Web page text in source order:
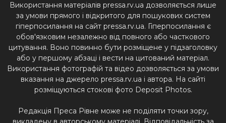
Використання матеріалів pressa.rv.ua дозволяється лише
за умови прямого і відкритого для пошукових систем
гіперпосилання на сайт pressa.rv.ua. Гіперпосилання є
обов'язковим незалежно від повного або часткового
цитування. Воно повинно бути розміщене у підзаголовку
або у першому абзаці і вести на цитований матеріал.
Використання фотографій та відео дозволяється за умови
вказання на джерело pressa.rv.ua і автора. На сайті
розміщуються стокові фото Deposit Photos.
Редакція Преса Рівне може не поділяти точки зору,